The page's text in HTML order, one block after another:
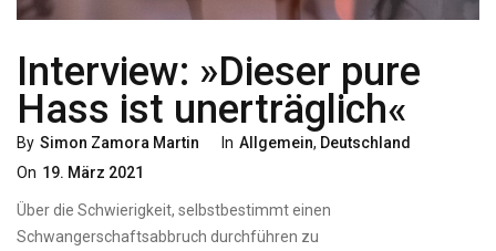
Interview: »Dieser pure
Hass ist unerträglich«
By Simon Zamora Martin Categories
In Allgemein, Deutschland
On 19. März 2021
Über die Schwierigkeit, selbstbestimmt einen
Schwangerschaftsabbruch durchführen zu